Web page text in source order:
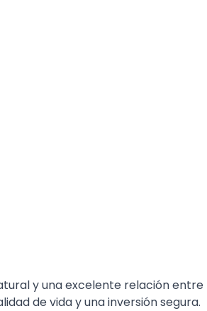
y una excelente relación entre
de vida y una inversión segura.